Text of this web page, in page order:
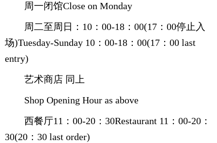
周一闭馆Close on Monday
周二至周日：10：00-18：00(17：00停止入
场)Tuesday-Sunday 10：00-18：00(17：00 last
entry)
艺术商店 同上
Shop Opening Hour as above
西餐厅11：00-20：30Restaurant 11：00-20：
30(20：30 last order)